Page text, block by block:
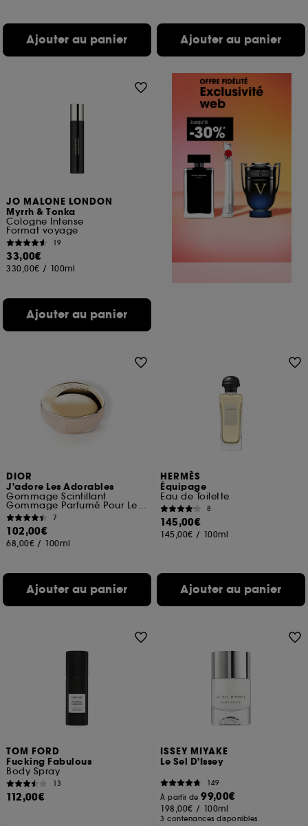
Ajouter au panier Ajouter au panier
JO MALONE LONDON
Myrrh & Tonka
Cologne Intense
Format voyage
19
33,00€
330,00€ / 100ml
Ajouter au panier
DIOR
J'adore Les Adorables
Gommage Scintillant
Gommage Parfumé Pour Le Corps
7
102,00€
68,00€ / 100ml
Ajouter au panier
HERMÈS
Équipage
Eau de Toilette
8
145,00€
145,00€ / 100ml
Ajouter au panier
TOM FORD
Fucking Fabulous
Body Spray
13
112,00€
ISSEY MIYAKE
Le Sel D'Issey
149
À partir de99,00€
198,00€ / 100ml
3 contenances disponibles